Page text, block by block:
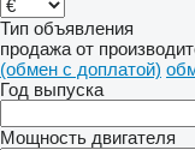
Тип объявления
продажа от
(обмен с доплатой)
Год выпуска
Мощность двигателя